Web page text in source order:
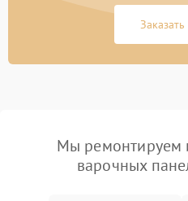
Мы ремонтируем
варочных